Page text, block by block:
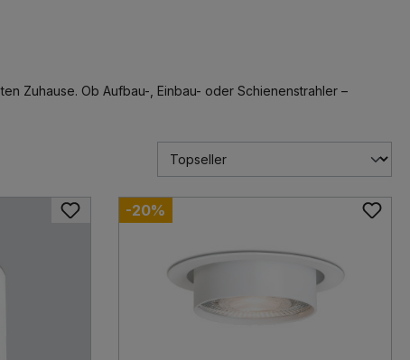
Zuhause. Ob Aufbau-, Einbau- oder Schienenstrahler –
-20%